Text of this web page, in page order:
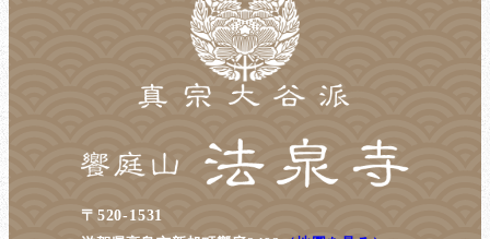
〒520-1531